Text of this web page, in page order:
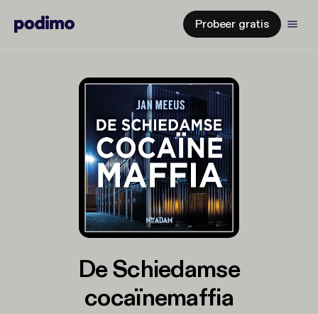
Probeer gratis
De Schiedamse
cocaïnemaffia